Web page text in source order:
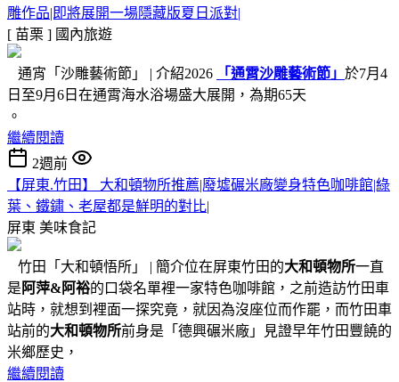
雕作品|即將展開一場隱藏版夏日派對|
[ 苗栗 ] 國內旅遊
通宵「沙雕藝術節」 | 介紹2026 「通霄沙雕藝術節」 於7月4
日至9月6日在通霄海水浴場盛大展開，為期65天
。
繼續閱讀
2週前
【屏東.竹田】 大和頓物所推薦|廢墟碾米廠變身特色咖啡館|綠
葉、鐵鏽、老屋都是鮮明的對比|
屏東 美味食記
竹田「大和頓悟所」 | 簡介位在屏東竹田的大和頓物所一直
是 阿萍&阿裕的口袋名單裡一家特色咖啡館，之前造訪竹田車
站時，就想到裡面一探究竟，就因為沒座位而作罷，而竹田車
站前的大和頓物所前身是「德興碾米廠」見證早年竹田豐饒的
米鄉歷史，
繼續閱讀